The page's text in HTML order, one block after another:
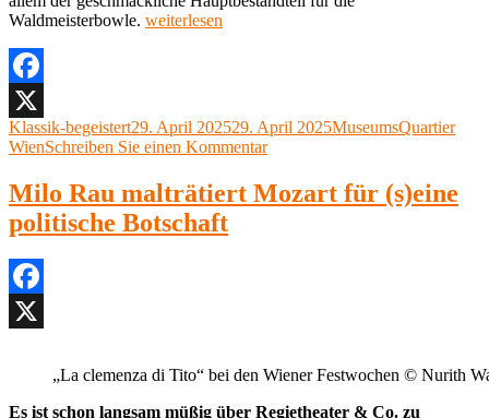
Waldmeisterbowle. „Johann
28.
April
2025“
weiterlesen
Facebook
X
Autor
Klassik-begeistertVeröffentlicht
am
29. April 202529. April 2025Kategorien
MuseumsQuartier
WienSchreiben Sie einen Kommentarzu
Strauss, Waldmeister
Museumsquartier
Milo Rau malträtiert Mozart für (s)eine
politische Botschaft
Facebook
„La clemenza di Tito“ bei den Wiener Festwochen © Nurith
Es ist schon langsam müßig über Regietheater & Co. zu